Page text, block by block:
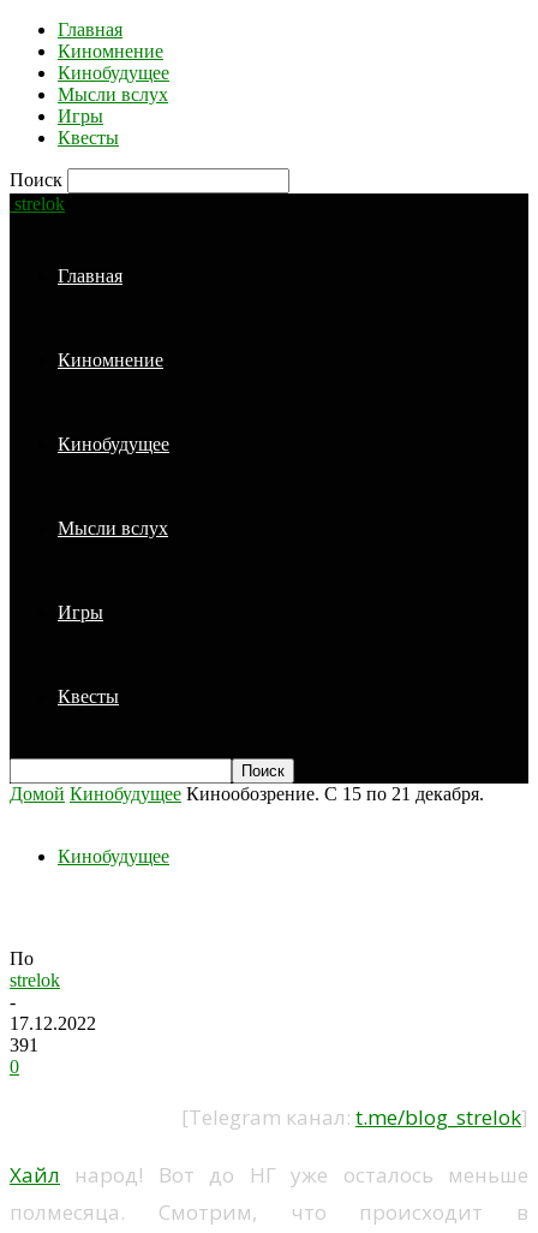
Главная
Киномнение
Кинобудущее
Мысли вслух
Игры
Квесты
Поиск
strelok
Главная
Киномнение
Кинобудущее
Мысли вслух
Игры
Квесты
Домой Кинобудущее Кинообозрение. С 15 по 21 декабря.
Кинобудущее
По
strelok
-
17.12.2022
391
0
[Telegram канал: t.me/blog_strelok]
Хайл народ! Вот до НГ уже осталось меньше
полмесяца. Смотрим, что происходит в